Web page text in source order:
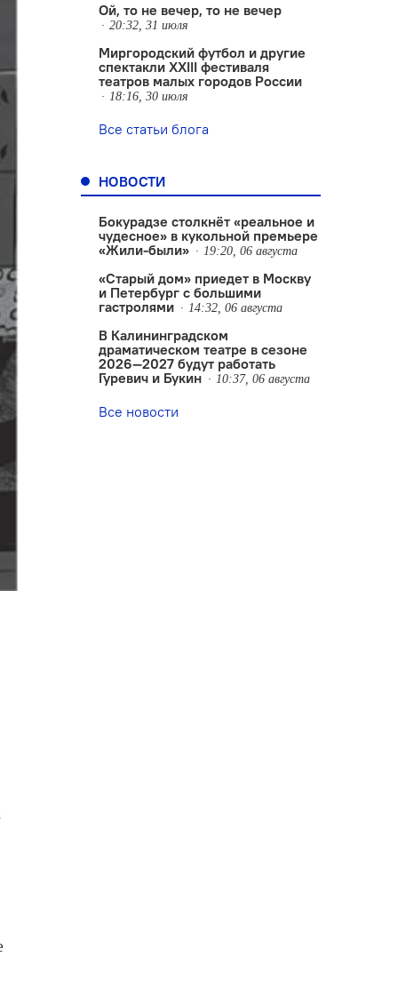
Ой, то не вечер, то не вечер
20:32, 31 июля
Миргородский футбол и другие
спектакли XXIII фестиваля
театров малых городов России
18:16, 30 июля
Все статьи блога
НОВОСТИ
Бокурадзе столкнëт «реальное и
чудесное» в кукольной премьере
«Жили-были»
19:20, 06 августа
«Старый дом» приедет в Москву
и Петербург с большими
гастролями
14:32, 06 августа
В Калининградском
драматическом театре в сезоне
2026—2027 будут работать
Гуревич и Букин
10:37, 06 августа
Все новости